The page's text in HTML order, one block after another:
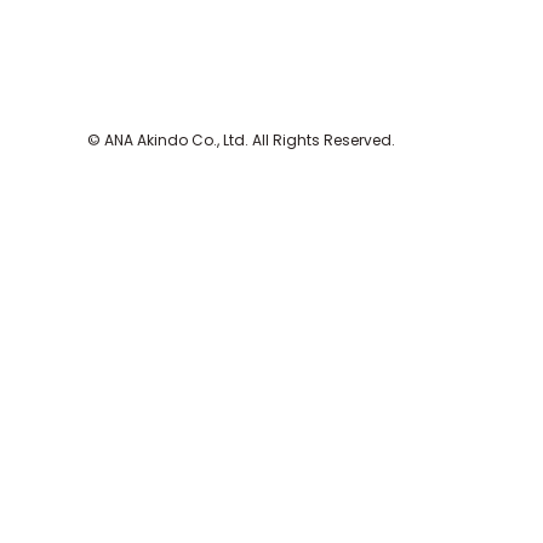
© ANA Akindo Co., Ltd. All Rights Reserved.